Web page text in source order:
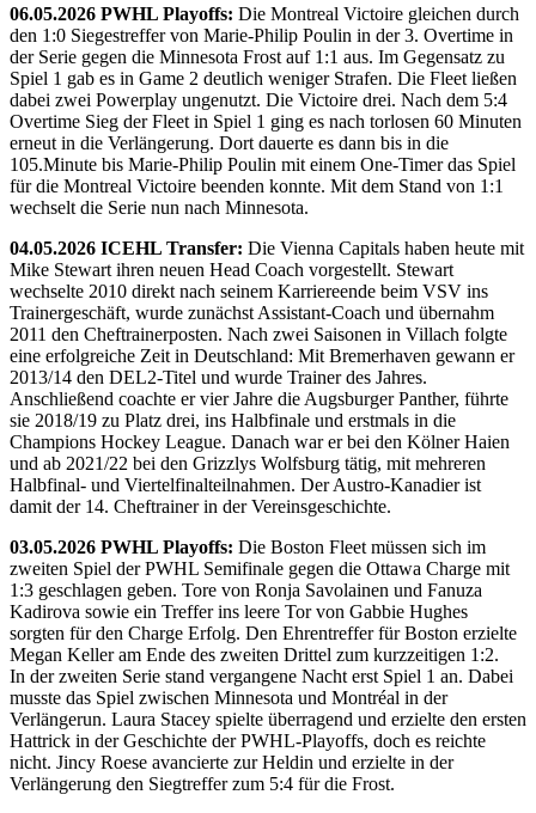
06.05.2026 PWHL Playoffs: Die Montreal Victoire gleichen durch
den 1:0 Siegestreffer von Marie-Philip Poulin in der 3. Overtime in
der Serie gegen die Minnesota Frost auf 1:1 aus. Im Gegensatz zu
Spiel 1 gab es in Game 2 deutlich weniger Strafen. Die Fleet ließen
dabei zwei Powerplay ungenutzt. Die Victoire drei. Nach dem 5:4
Overtime Sieg der Fleet in Spiel 1 ging es nach torlosen 60 Minuten
erneut in die Verlängerung. Dort dauerte es dann bis in die
105.Minute bis Marie-Philip Poulin mit einem One-Timer das Spiel
für die Montreal Victoire beenden konnte. Mit dem Stand von 1:1
wechselt die Serie nun nach Minnesota.
04.05.2026 ICEHL Transfer: Die Vienna Capitals haben heute mit
Mike Stewart ihren neuen Head Coach vorgestellt. Stewart
wechselte 2010 direkt nach seinem Karriereende beim VSV ins
Trainergeschäft, wurde zunächst Assistant-Coach und übernahm
2011 den Cheftrainerposten. Nach zwei Saisonen in Villach folgte
eine erfolgreiche Zeit in Deutschland: Mit Bremerhaven gewann er
2013/14 den DEL2-Titel und wurde Trainer des Jahres.
Anschließend coachte er vier Jahre die Augsburger Panther, führte
sie 2018/19 zu Platz drei, ins Halbfinale und erstmals in die
Champions Hockey League. Danach war er bei den Kölner Haien
und ab 2021/22 bei den Grizzlys Wolfsburg tätig, mit mehreren
Halbfinal- und Viertelfinalteilnahmen. Der Austro-Kanadier ist
damit der 14. Cheftrainer in der Vereinsgeschichte.
03.05.2026 PWHL Playoffs: Die Boston Fleet müssen sich im
zweiten Spiel der PWHL Semifinale gegen die Ottawa Charge mit
1:3 geschlagen geben. Tore von Ronja Savolainen und Fanuza
Kadirova sowie ein Treffer ins leere Tor von Gabbie Hughes
sorgten für den Charge Erfolg. Den Ehrentreffer für Boston erzielte
Megan Keller am Ende des zweiten Drittel zum kurzzeitigen 1:2.
In der zweiten Serie stand vergangene Nacht erst Spiel 1 an. Dabei
musste das Spiel zwischen Minnesota und Montréal in der
Verlängerun. Laura Stacey spielte überragend und erzielte den ersten
Hattrick in der Geschichte der PWHL-Playoffs, doch es reichte
nicht. Jincy Roese avancierte zur Heldin und erzielte in der
Verlängerung den Siegtreffer zum 5:4 für die Frost.